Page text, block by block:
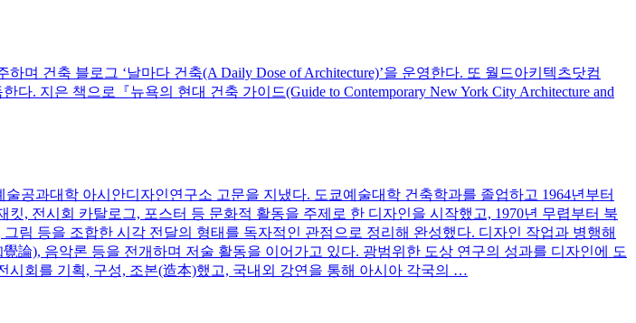
건축 블로그 ‘날마다 건축(A Daily Dose of Architecture)’을 운영한다. 또 월드아키텍츠닷컴
. 지은 책으로『뉴욕의 현대 건축 가이드(Guide to Contemporary New York City Architecture and
공과대학 아시안디자인연구소 고문을 지냈다. 도쿄예술대학 건축학과를 졸업하고 1964년부터
, 전시회 카탈로그, 포스터 등 문화적 활동을 주제로 한 디자인을 시작했고, 1970년 무렵부터 북
림 등을 조합한 시각 전달의 형태를 독자적인 관점으로 정리해 완성했다. 디자인 작업과 병행해
論), 음악론 등을 전개하며 저술 활동을 이어가고 있다. 광범위한 도상 연구의 성과를 디자인에 도
회를 기획, 구성, 조본(造本)했고, 국내외 강연을 통해 아시아 각국의 …